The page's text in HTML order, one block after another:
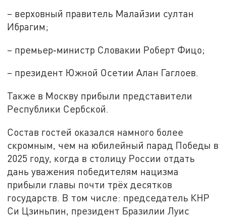
– верховный правитель Малайзии султан
Ибрагим;
– премьер‑министр Словакии Роберт Фицо;
– президент Южной Осетии Алан Гаглоев.
Также в Москву прибыли представители
Республики Сербской.
Состав гостей оказался намного более
скромным, чем на юбилейный парад Победы в
2025 году, когда в столицу России отдать
дань уважения победителям нацизма
прибыли главы почти трёх десятков
государств. В том числе: председатель КНР
Си Цзиньпин, президент Бразилии Луис